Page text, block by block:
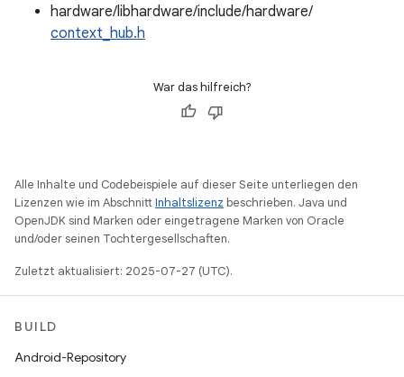
hardware/libhardware/include/hardware/
context_hub.h
War das hilfreich?
Alle Inhalte und Codebeispiele auf dieser Seite unterliegen den
Lizenzen wie im AbschnittInhaltslizenz beschrieben. Java und
OpenJDK sind Marken oder eingetragene Marken von Oracle
und/oder seinen Tochtergesellschaften.
Zuletzt aktualisiert: 2025-07-27 (UTC).
BUILD
Android-Repository